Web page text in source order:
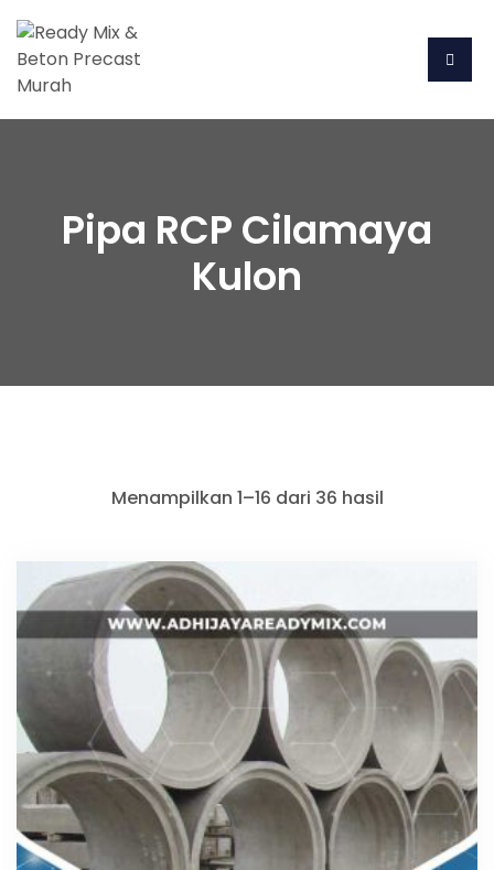
Pipa RCP Cilamaya
Kulon
Menampilkan 1–16 dari 36 hasil